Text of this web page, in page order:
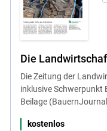
Die
Die Zeitung der
inklusive Schwerpunkt
Beilage
kostenlos